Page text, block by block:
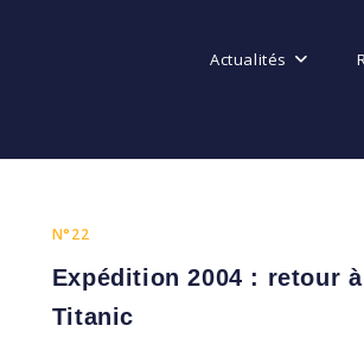
Actualités
N°22
Expédition 2004 : retour
Titanic